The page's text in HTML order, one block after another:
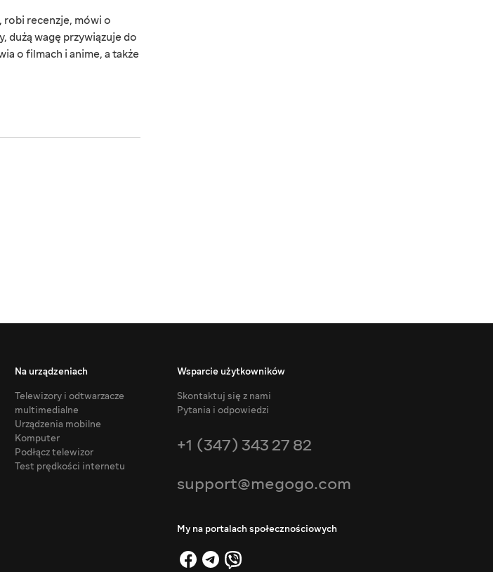
robi recenzje, mówi o
dużą wagę przywiązuje do
o filmach i anime, a także
Na urządzeniach
Telewizory i odtwarzacze
multimedialne
Urządzenia mobilne
Komputer
Podłącz telewizor
Test prędkości internetu
Wsparcie użytkowników
Skontaktuj się z nami
Pytania i odpowiedzi
+1 (347) 343 27 82
support@megogo.com
My na portalach społecznościowych